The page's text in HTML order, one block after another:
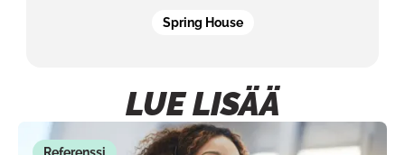
Spring House
LUE LISÄÄ
Referenssi